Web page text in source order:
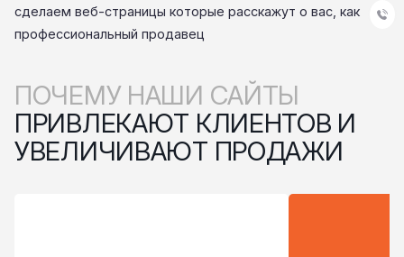
сделаем веб-страницы которые расскажут о вас, как
профессиональный продавец
ПОЧЕМУ НАШИ САЙТЫ
ПРИВЛЕКАЮТ КЛИЕНТОВ И
УВЕЛИЧИВАЮТ ПРОДАЖИ